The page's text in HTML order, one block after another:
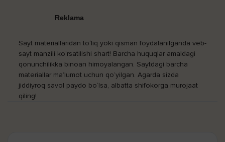
Reklama
Sayt materiallaridan to‘liq yoki qisman foydalanilganda veb-
sayt manzili ko‘rsatilishi shart! Barcha huquqlar amaldagi
qonunchilikka binoan himoyalangan. Saytdagi barcha
materiallar ma’lumot uchun qo‘yilgan. Agarda sizda
jiddiyroq savol paydo bo‘lsa, albatta shifokorga murojaat
qiling!